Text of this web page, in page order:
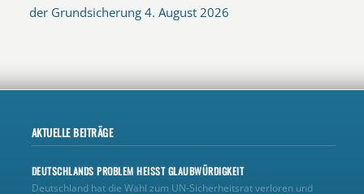
der Grundsicherung 4. August 2026
AKTUELLE BEITRÄGE
DEUTSCHLANDS PROBLEM HEISST GLAUBWÜRDIGKEIT
Deutschland hat die Wahl zum UN‑Sicherheitsrat verloren und